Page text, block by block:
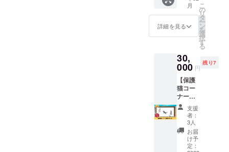
ルメチ
ルヘプ
トリ
（カプ
リル、
セテア
リルア
ルコー
ル、グ
リセリ
ン、ベ
ンチレ
ングリ
コー
ル、ケ
イ酸ジ
象面か
ら20～
30cm離
プレー
して下
さい。
清掃の
場合は
スプ
レーし
てから
数分後
に乾拭
きする
とより
猫の様
子をお
伝えす
動画に
つき3社
掲載し
ます ・
動画の
投稿
は、
2023年
2月より
順次掲
載いた
します
サーに
なれる
権利で
す。
HP（htt
w.inoch
inokoe.
com/）
にあな
たの会
社のお
名前と
HPリン
クを企
業スポ
ンサー
として
月
詳細を見る
こ
の
リ
タ
ー
ン
を
選
択
す
る
30,
000 円
残り7
【保護
猫コー
ナー企
業スポ
ン
サー】
いすみ
動物病
院内の
支援
者：
3人
お届
け予
定：